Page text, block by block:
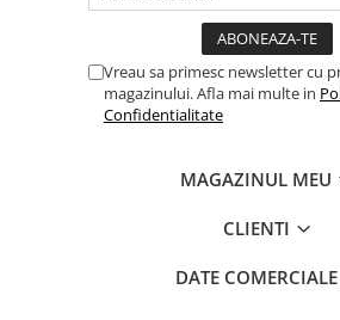
Vreau sa primesc newsletter cu
magazinului. Afla mai multe in
Confidentialitate
MAGAZINUL MEU
CLIENTI
DATE COMERCIALE